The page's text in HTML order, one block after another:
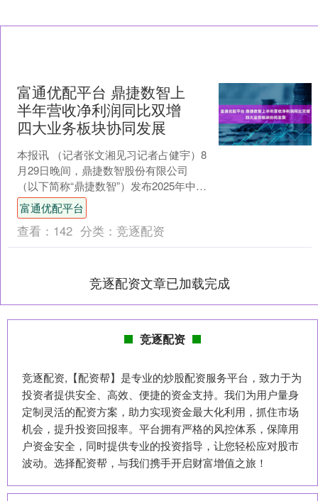
富通优配平台 鼎捷数智上
半年营收净利润同比双增
四大业务板块协同发展
本报讯 （记者张文湘见习记者占健宇）8
月29日晚间，鼎捷数智股份有限公司
（以下简称“鼎捷数智”）发布2025年中期
业绩报告。报告显示，2025年上半年，
公司实现....
富通优配平台
查看： 142 分类： 竞逐配资
竞逐配资文章已加载完成
竞逐配资
竞逐配资,【配资帮】是专业的炒股配资服务平台，致力于为
投资者提供安全、高效、便捷的资金支持。我们为用户量身
定制灵活的配资方案，助力实现资金最大化利用，抓住市场
机会，提升投资回报率。平台拥有严格的风控体系，保障用
户资金安全，同时提供专业的投资指导，让您轻松应对股市
波动。选择配资帮，与我们携手开启财富增值之旅！